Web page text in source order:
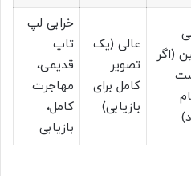
(اگر
عالی (یک
تصویر
کامل برای
بازیابی)
خرابی لپ
تاپ
قدیمی،
مهاجرت
کامل،
بازیابی